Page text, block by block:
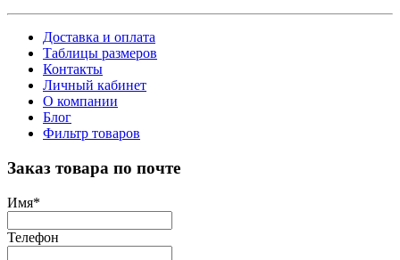
Доставка и оплата
Таблицы размеров
Контакты
Личный кабинет
О компании
Блог
Фильтр товаров
Заказ товара по почте
Имя*
Телефон